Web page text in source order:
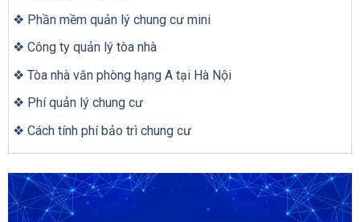
❖ Phần mềm quản lý chung cư mini
❖ Công ty quản lý tòa nhà
❖ Tòa nhà văn phòng hạng A tại Hà Nội
❖ Phí quản lý chung cư
❖ Cách tính phí bảo trì chung cư